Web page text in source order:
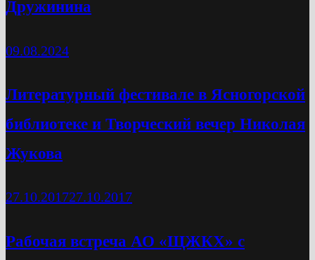
Дружинина
09.08.2024
Литературный фестивале в Ясногорской
библиотеке и Творческий вечер Николая
Жукова
27.10.201727.10.2017
Рабочая встреча АО «ЩЖКХ» с